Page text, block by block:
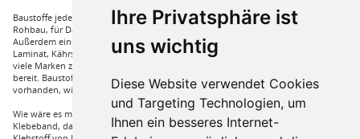
Ihre Privatsphäre ist
uns wichtig
Diese Website verwendet Cookies
und Targeting Technologien, um
Ihnen ein besseres Internet-
Baustoffe jeder Art die sie für ihren Haus benötigen, wie beispielsweise für den
Rohbau, für Dämmungen für ihr Haus und für den Innenausbau. Wir führen
Außerdem eine große Auswahl an Bodenbelägen wie GUNREBEN Parkett, JOKA
Laminat, Kährs Parkett, Pardor Laminat, PCV Boden der Marke Wefloor und
viele Marken zu Fliesen, hierzu steht unser Service Team aus Fachprofis zur Hilfe
bereit. Baustoffe für den Außenbereich haben wir ebenso in unserem Sortiment
vorhanden, wie Dachfenster, Gartenhäuser und auch diverse Zäune.
Wie wäre es mit Klebstoffe von Uzin, wie zum Beispiel das Aluminium
Klebeband, dass Sie auch bei hoher Hitze einsetzen können oder auch ein